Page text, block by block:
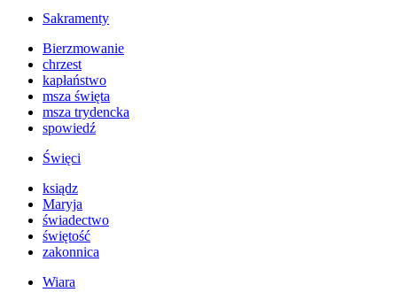
Sakramenty
Bierzmowanie
chrzest
kapłaństwo
msza święta
msza trydencka
spowiedź
Święci
ksiądz
Maryja
świadectwo
świętość
zakonnica
Wiara